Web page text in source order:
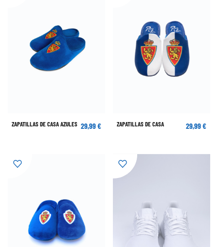
ZAPATILLAS DE CASA AZULES 29,99 € ZAPATILLAS DE CASA 29,99 €